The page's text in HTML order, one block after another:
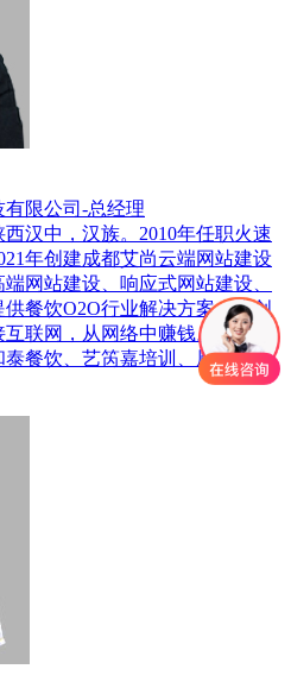
限公司-总经理
汉中，汉族。2010年任职火速
年创建成都艾尚云端网站建设
网站建设、响应式网站建设、
餐饮O2O行业解决方案，为创
联网，从网络中赚钱。其主要
餐饮、艺笍嘉培训、厨香源厨